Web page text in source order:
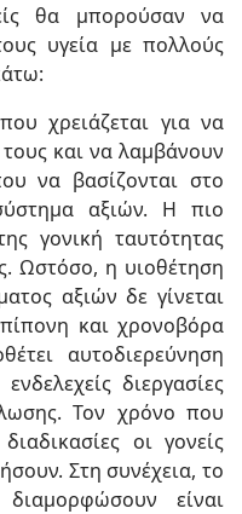
θα μπορούσαν να
υγεία με πολλούς
χρειάζεται για να
και να λαμβάνουν
να βασίζονται στο
αξιών. Η πιο
γονική ταυτότητας
Ωστόσο, η υιοθέτηση
αξιών δε γίνεται
και χρονοβόρα
αυτοδιερεύνηση
διεργασίες
Τον χρόνο που
οι γονείς
Στη συνέχεια, το
είναι